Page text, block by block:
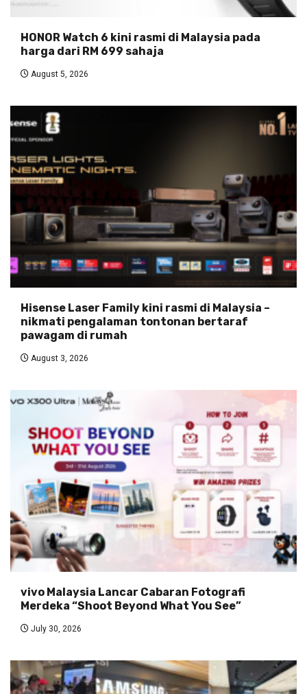
HONOR Watch 6 kini rasmi di Malaysia pada
harga dari RM 699 sahaja
August 5, 2026
Hisense Laser Family kini rasmi di Malaysia –
nikmati pengalaman tontonan bertaraf
pawagam di rumah
August 3, 2026
vivo Malaysia Lancar Cabaran Fotografi
Merdeka “Shoot Beyond What You See”
July 30, 2026